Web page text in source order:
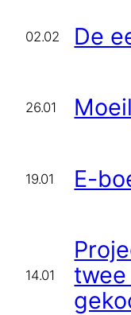
02.02 De
26.01
19.01 E-
14.01